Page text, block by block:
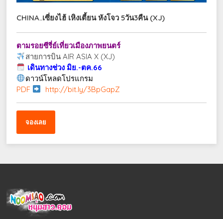
CHINA..เซี่ยงไฮ้ เหิงเตี้ยน หังโจว 5วัน3คืน (XJ)
ตามรอยซีรี่ย์เที่ยวเมืองภาพยนตร์
สายการบิน AIR ASIA X (XJ)
เดินทางช่วง มิย.-ตค.66
ดาวน์โหลดโปรแกรม
PDF
http://bit.ly/3BpGapZ
จองเลย